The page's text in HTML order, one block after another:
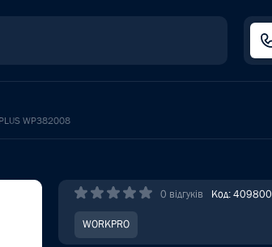
WP382008
0 відгуків Код: 409800
WORKPRO